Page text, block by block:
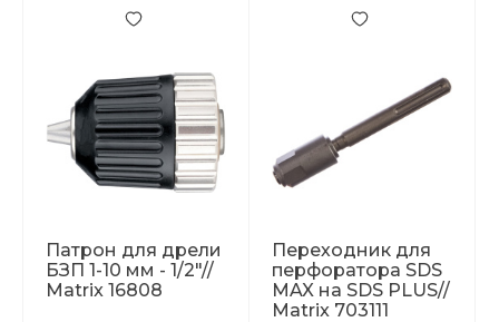
Патрон для дрели
БЗП 1-10 мм - 1/2"//
Matrix 16808
Переходник для
перфоратора SDS
MAX на SDS PLUS//
Matrix 703111